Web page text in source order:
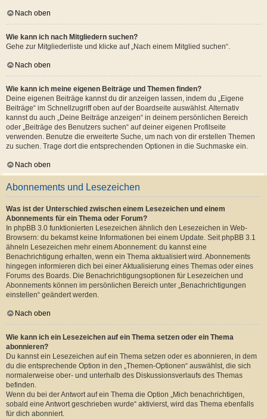
Nach oben
Wie kann ich nach Mitgliedern suchen?
Gehe zur Mitgliederliste und klicke auf „Nach einem Mitglied suchen“.
Nach oben
Wie kann ich meine eigenen Beiträge und Themen finden?
Deine eigenen Beiträge kannst du dir anzeigen lassen, indem du „Eigene
Beiträge“ im Schnellzugriff oben auf der Boardseite auswählst. Alternativ
kannst du auch „Deine Beiträge anzeigen“ in deinem persönlichen Bereich
oder „Beiträge des Benutzers suchen“ auf deiner eigenen Profilseite
verwenden. Benutze die erweiterte Suche, um nach von dir erstellen Themen
zu suchen. Trage dort die entsprechenden Optionen in die Suchmaske ein.
Nach oben
Abonnements und Lesezeichen
Was ist der Unterschied zwischen einem Lesezeichen und einem
Abonnements für ein Thema oder Forum?
In phpBB 3.0 funktionierten Lesezeichen ähnlich den Lesezeichen in Web-
Browsern: du bekamst keine Informationen bei einem Update. Seit phpBB 3.1
ähneln Lesezeichen mehr einem Abonnement: du kannst eine
Benachrichtigung erhalten, wenn ein Thema aktualisiert wird. Abonnements
hingegen informieren dich bei einer Aktualisierung eines Themas oder eines
Forums des Boards. Die Benachrichtigungsoptionen für Lesezeichen und
Abonnements können im persönlichen Bereich unter „Benachrichtigungen
einstellen“ geändert werden.
Nach oben
Wie kann ich ein Lesezeichen auf ein Thema setzen oder ein Thema
abonnieren?
Du kannst ein Lesezeichen auf ein Thema setzen oder es abonnieren, in dem
du die entsprechende Option in den „Themen-Optionen“ auswählst, die sich
normalerweise ober- und unterhalb des Diskussionsverlaufs des Themas
befinden.
Wenn du bei der Antwort auf ein Thema die Option „Mich benachrichtigen,
sobald eine Antwort geschrieben wurde“ aktivierst, wird das Thema ebenfalls
für dich abonniert.